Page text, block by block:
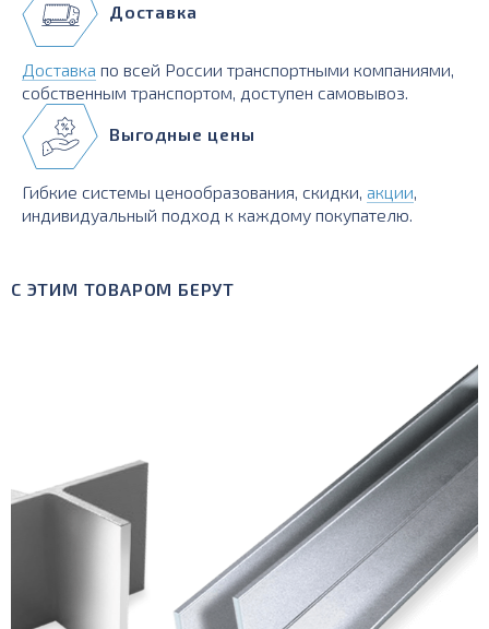
Доставка
Доставка по всей России транспортными компаниями,
собственным транспортом, доступен самовывоз.
Выгодные цены
Гибкие системы ценообразования, скидки, акции,
индивидуальный подход к каждому покупателю.
С ЭТИМ ТОВАРОМ БЕРУТ